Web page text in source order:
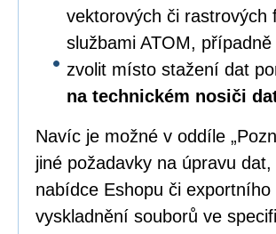
vektorových či rastrových
službami ATOM,
zvolit místo stažení dat
na technickém nosiči
Navíc je možné v oddíle
jiné požadavky na úpravu
nabídce Eshopu či
vyskladnění souborů ve